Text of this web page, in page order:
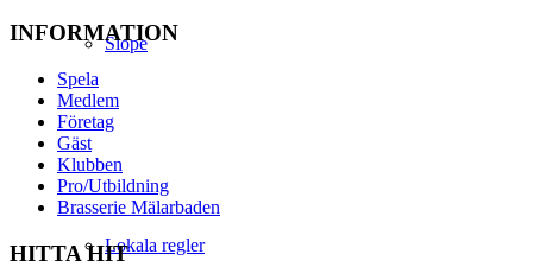
Slope
Lokala regler
INFORMATION
Spela
Medlem
Företag
Gäst
Klubben
Pro/Utbildning
Brasserie Mälarbaden
HITTA HIT